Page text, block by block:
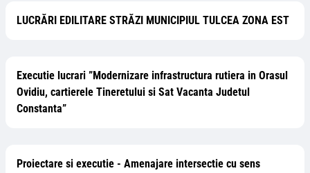
LUCRĂRI EDILITARE STRĂZI MUNICIPIUL TULCEA ZONA EST
Executie lucrari ”Modernizare infrastructura rutiera in Orasul
Ovidiu, cartierele Tineretului si Sat Vacanta Judetul
Constanta”
Proiectare si executie - Amenajare intersectie cu sens